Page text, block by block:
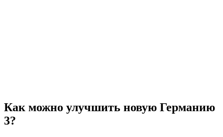
Как можно улучшить новую Германию
3?